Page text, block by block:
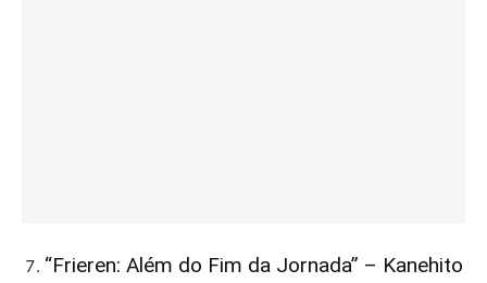
“Frieren: Além do Fim da Jornada” – Kanehito